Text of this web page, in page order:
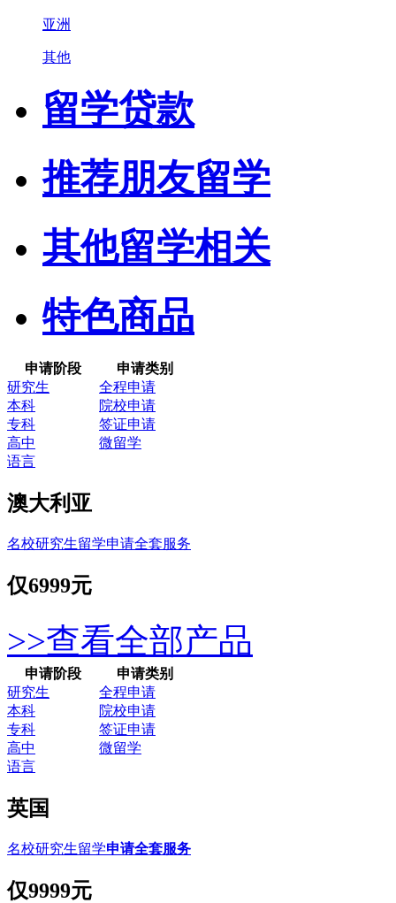
亚洲
其他
留学贷款
推荐朋友留学
其他留学相关
特色商品
申请阶段
申请类别
研究生
全程申请
本科
院校申请
专科
签证申请
高中
微留学
语言
澳大利亚
名校研究生留学申请全套服务
仅6999元
>>查看全部产品
申请阶段
申请类别
研究生
全程申请
本科
院校申请
专科
签证申请
高中
微留学
语言
英国
名校研究生留学申请全套服务
仅9999元